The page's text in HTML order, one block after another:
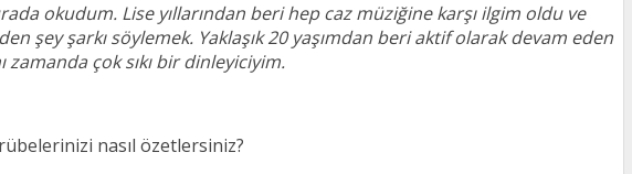
okudum. Lise yıllarından beri hep caz müziğine karşı ilgim oldu ve
şarkı söylemek. Yaklaşık 20 yaşımdan beri aktif olarak devam eden
çok sıkı bir dinleyiciyim.
nasıl özetlersiniz?